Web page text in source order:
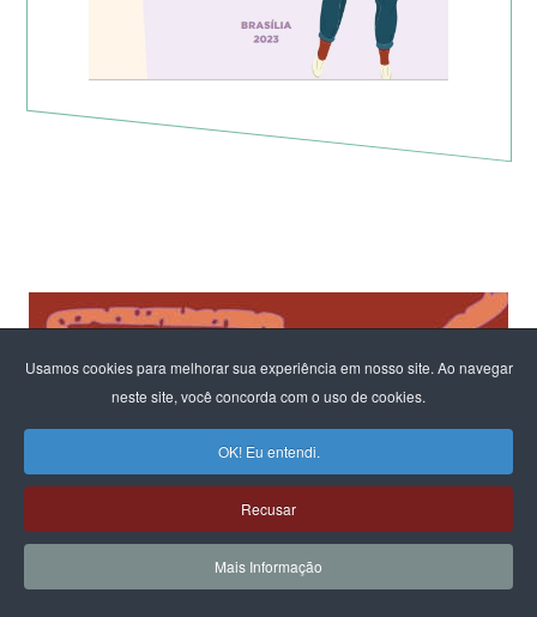
Usamos cookies para melhorar sua experiência em nosso site. Ao navegar
neste site, você concorda com o uso de cookies.
OK! Eu entendi.
Recusar
Mais Informação